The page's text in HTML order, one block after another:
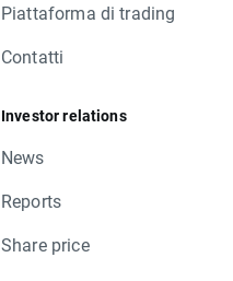
Piattaforma di trading
Contatti
Investor relations
News
Reports
Share price